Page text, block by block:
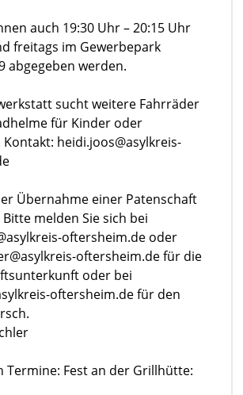
auch 19:30 Uhr – 20:15 Uhr
freitags im Gewerbepark
abgegeben werden.
sucht weitere Fahrräder
für Kinder oder
Kontakt: heidi.joos@asylkreis-
Übernahme einer Patenschaft
melden Sie sich bei
oftersheim.de oder
oftersheim.de für die
oder bei
oftersheim.de für den
Termine: Fest an der Grillhütte: